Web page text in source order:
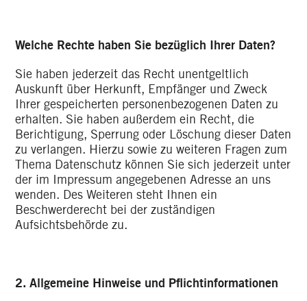
Welche Rechte haben Sie bezüglich Ihrer Daten?
Sie haben jederzeit das Recht unentgeltlich
Auskunft über Herkunft, Empfänger und Zweck
Ihrer gespeicherten personenbezogenen Daten zu
erhalten. Sie haben außerdem ein Recht, die
Berichtigung, Sperrung oder Löschung dieser Daten
zu verlangen. Hierzu sowie zu weiteren Fragen zum
Thema Datenschutz können Sie sich jederzeit unter
der im Impressum angegebenen Adresse an uns
wenden. Des Weiteren steht Ihnen ein
Beschwerderecht bei der zuständigen
Aufsichtsbehörde zu.
2. Allgemeine Hinweise und Pflichtinformationen